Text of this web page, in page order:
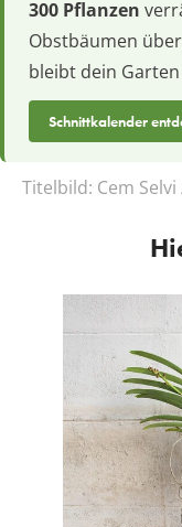
300 Pflanzen
Obstbäumen
bleibt dein
Schnittkalender
Titelbild: Cem